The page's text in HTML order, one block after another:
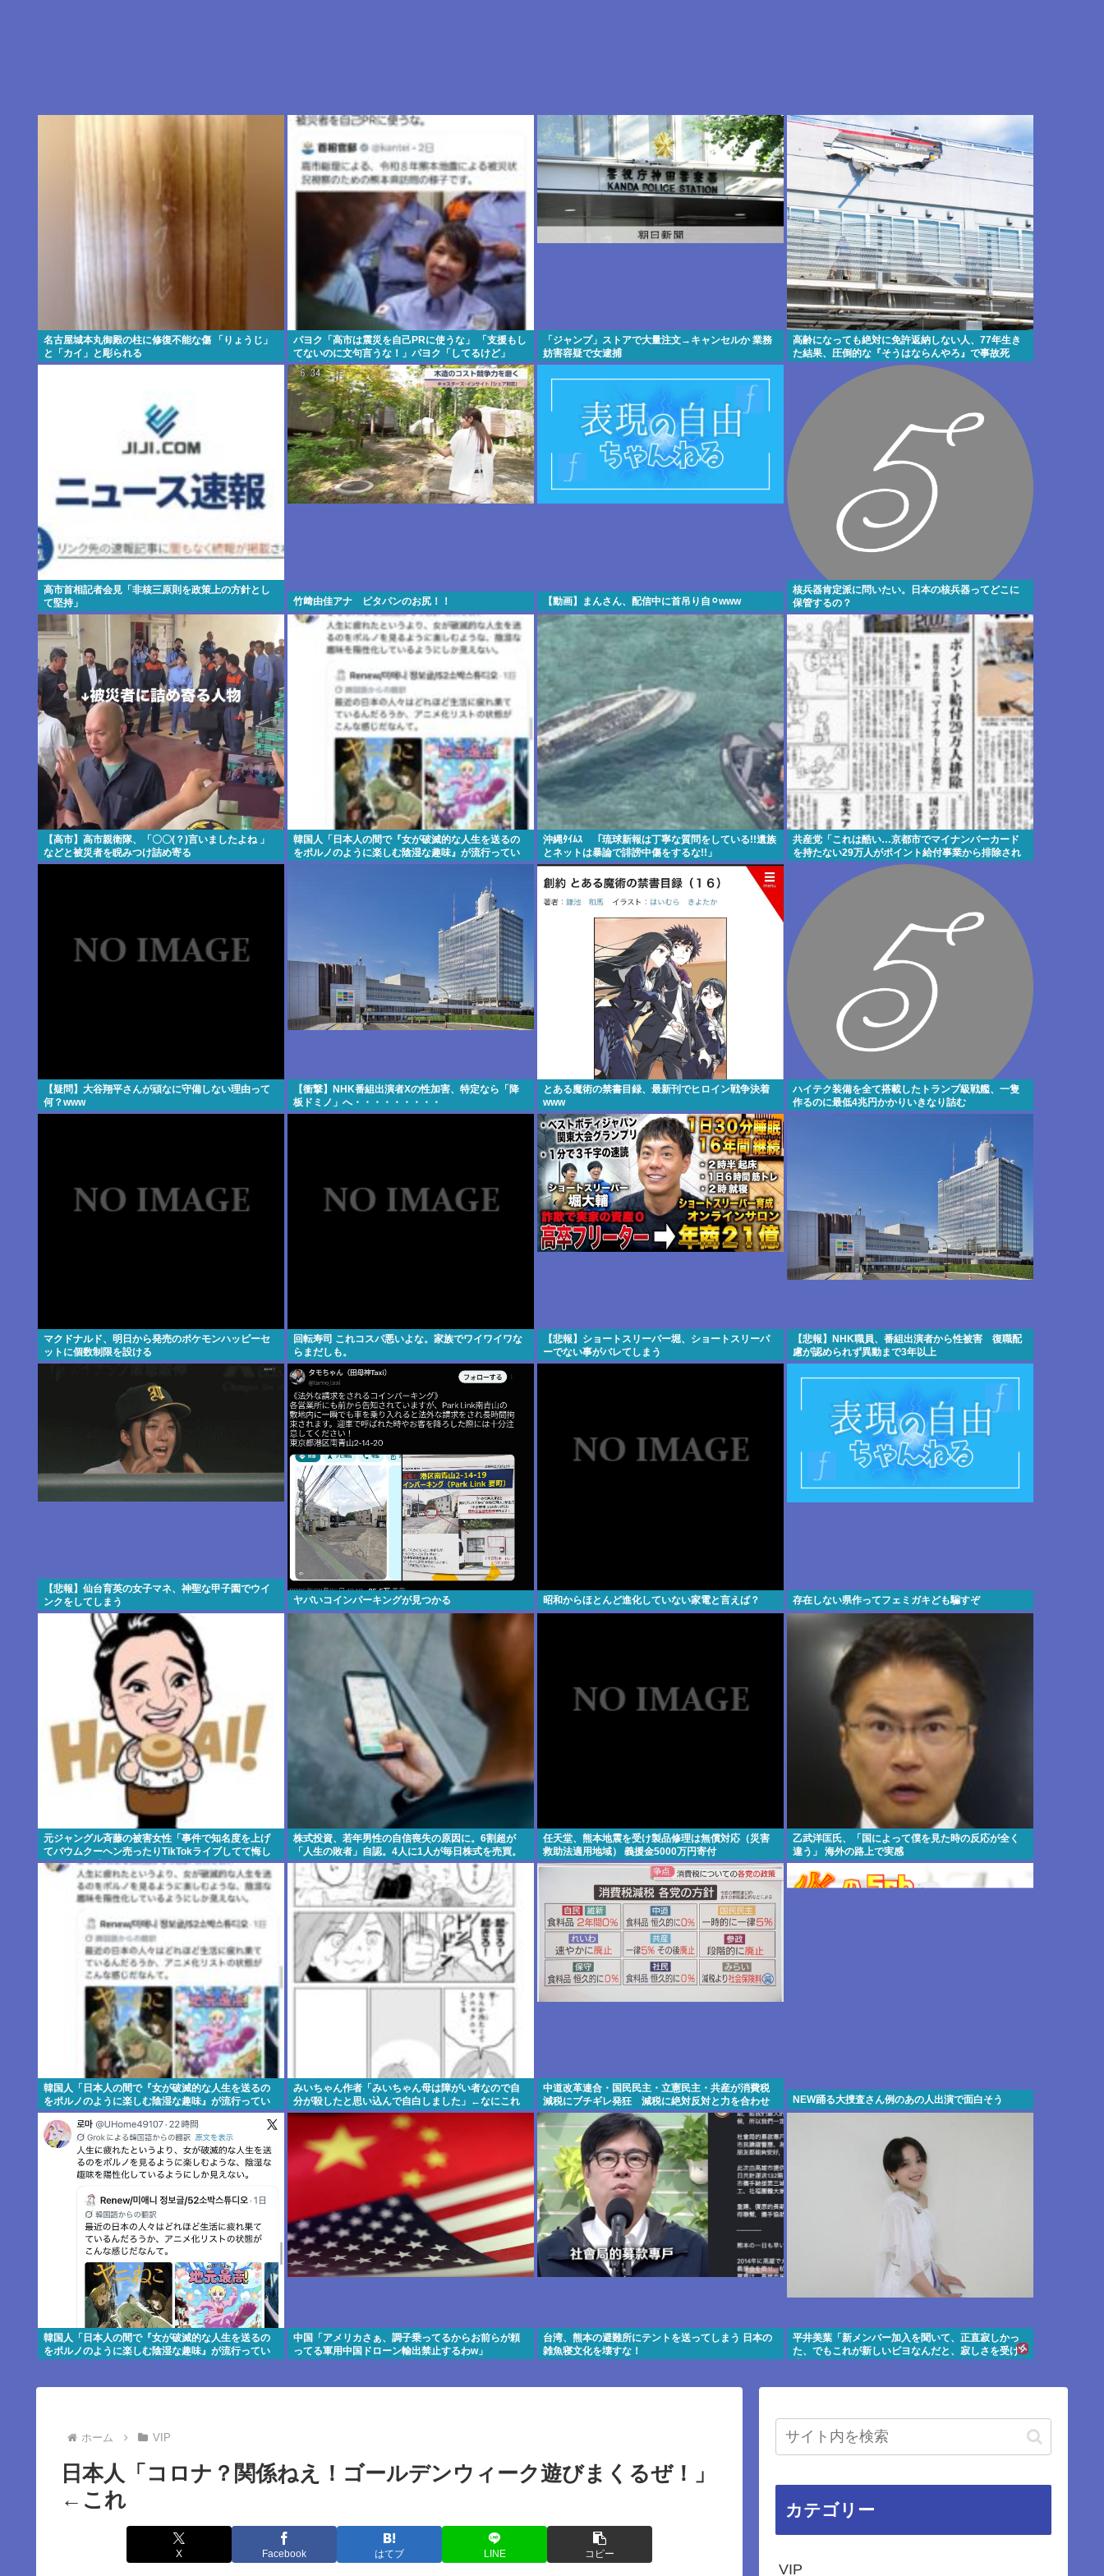
名古屋城本丸御殿の柱に修復不能な傷 「りょうじ」
と「カイ」と彫られる
パヨク「高市は震災を自己PRに使うな」 「支援もし
てないのに文句言うな！」パヨク「してるけど」
「証拠出せ！」
「ジャンプ」ストアで大量注文→キャンセルか 業務
妨害容疑で女逮捕
高齢になっても絶対に免許返納しない人、77年生き
た結果、圧倒的な『そうはならんやろ』で事故死
高市首相記者会見「非核三原則を政策上の方針とし
て堅持」
竹﨑由佳アナ ピタパンのお尻！！ 【動画】まんさん、配信中に首吊り自⚪︎www
核兵器肯定派に問いたい。日本の核兵器ってどこに
保管するの？
【高市】高市親衛隊、「〇〇(？)言いましたよね 」
などと被災者を睨みつけ詰め寄る
韓国人「日本人の間で『女が破滅的な人生を送るの
をポルノのように楽しむ陰湿な趣味』が流行ってい
沖縄ﾀｲﾑｽ 「琉球新報は丁寧な質問をしている!!遺族
とネットは暴論で誹謗中傷をするな!!」
共産党「これは酷い…京都市でマイナンバーカード
を持たない29万人がポイント給付事業から排除され
【疑問】大谷翔平さんが頑なに守備しない理由って
何？www
【衝撃】NHK番組出演者Xの性加害、特定なら「降
板ドミノ」へ・・・・・・・・・
とある魔術の禁書目録、最新刊でヒロイン戦争決着
www
ハイテク装備を全て搭載したトランプ級戦艦、一隻
作るのに最低4兆円かかりいきなり詰む
マクドナルド、明日から発売のポケモンハッピーセ
ットに個数制限を設ける
回転寿司 これコスパ悪いよな。家族でワイワイワな
らまだしも。
【悲報】ショートスリーパー堀、ショートスリーパ
ーでない事がバレてしまう
【悲報】NHK職員、番組出演者から性被害 復職配
慮が認められず異動まで3年以上
【悲報】仙台育英の女子マネ、神聖な甲子園でウイ
ンクをしてしまう
ヤバいコインパーキングが見つかる 昭和からほとんど進化していない家電と言えば？ 存在しない県作ってフェミガキども騙すぞ
元ジャングル斉藤の被害女性「事件で知名度を上げ
てバウムクーヘン売ったりTikTokライブしてて悔し
さと怒りを感じた」
株式投資、若年男性の自信喪失の原因に。6割超が
「人生の敗者」自認。4人に1人が毎日株式を売買。
任天堂、熊本地震を受け製品修理は無償対応（災害
救助法適用地域） 義援金5000万円寄付
乙武洋匡氏、「国によって僕を見た時の反応が全く
違う」 海外の路上で実感
韓国人「日本人の間で『女が破滅的な人生を送るの
をポルノのように楽しむ陰湿な趣味』が流行ってい
る」
みいちゃん作者「みいちゃん母は障がい者なので自
分が殺したと思い込んで自白しました」←なにこれ
中道改革連合・国民民主・立憲民主・共産が消費税
減税にブチギレ発狂 減税に絶対反対と力を合わせ
始める
NEW踊る大捜査さん例のあの人出演で面白そう
韓国人「日本人の間で『女が破滅的な人生を送るの
をポルノのように楽しむ陰湿な趣味』が流行ってい
中国「アメリカさぁ、調子乗ってるからお前らが頼
ってる軍用中国ドローン輸出禁止するわw」
台湾、熊本の避難所にテントを送ってしまう 日本の
雑魚寝文化を壊すな！
平井美葉「新メンバー加入を聞いて、正直寂しかっ
た、でもこれが新しいビヨなんだと、寂しさを受け
ホーム VIP
日本人「コロナ？関係ねえ！ゴールデンウィーク遊びまくるぜ！」
←これ
X Facebook はてブ LINE コピー
カテゴリー
VIP